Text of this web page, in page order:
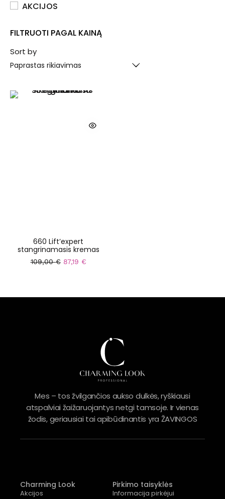
AKCIJOS
FILTRUOTI PAGAL KAINĄ
Sort by
660 Lift’expert
stangrinamasis kremas
109,00€ 87,19 €
Mes – tos žvilgančios aukso dulkės, ryškiausi
atspalviai žaižaruojantys netgi tamsoje. Ir vienas
žodis, geriausiai tai apibūdinantis yra ŽAVINGOS
Charming Look
Akcijos
Pirkimo taisyklės
Informacija pirkėjui